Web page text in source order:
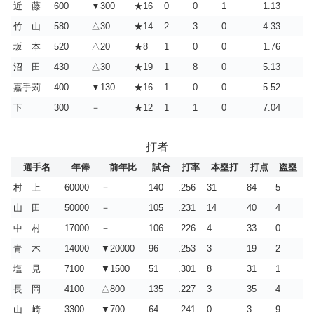
近 藤
600 ▼300 ★16 0 0 1
1.13
竹 山
580 △30 ★14 2 3 0
4.33
坂 本
520 △20 ★8 1 0 0
1.76
沼 田
430 △30 ★19 1 8 0
5.13
嘉手苅
400 ▼130 ★16 1 0 0
5.52
下
300 － ★12 1 1 0 7.04
打者
選手名 年俸 前年比 試合 打率 本塁打 打点
盗塁
村 上
60000 － 140 .256 31 84
5
山 田
50000 － 105 .231 14 40
4
中 村
17000 － 106 .226 4 33
0
青 木
14000 ▼20000 96 .253 3 19
2
塩 見
7100 ▼1500 51 .301 8 31
1
長 岡
4100 △800 135 .227 3 35
4
山 崎
3300 ▼700 64 .241 0 3
9